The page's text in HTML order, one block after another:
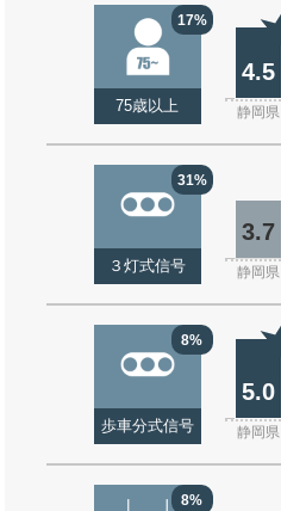
17%
75歳以上
4.5
静岡県
31%
３灯式信号
3.7
静岡県
8%
歩車分式信号
5.0
静岡県
8%